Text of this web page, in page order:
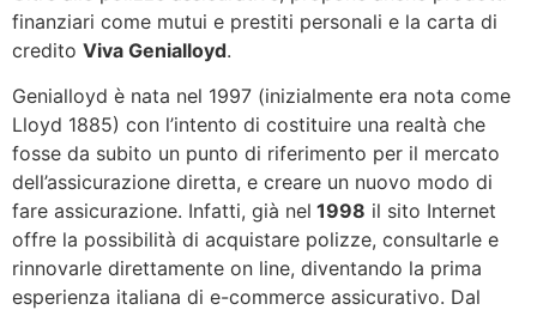
finanziari come mutui e prestiti personali e la carta di
credito Viva Genialloyd.
Genialloyd è nata nel 1997 (inizialmente era nota come
Lloyd 1885) con l’intento di costituire una realtà che
fosse da subito un punto di riferimento per il mercato
dell’assicurazione diretta, e creare un nuovo modo di
fare assicurazione. Infatti, già nel 1998 il sito Internet
offre la possibilità di acquistare polizze, consultarle e
rinnovarle direttamente on line, diventando la prima
esperienza italiana di e-commerce assicurativo. Dal